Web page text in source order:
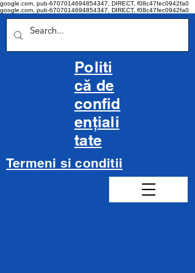
google.com, pub-6707014694854347, DIRECT, f08c47fec0942fa0
google.com, pub-6707014694854347, DIRECT, f08c47fec0942fa0
Politi
că de
confid
ențiali
tate
Termeni si conditii